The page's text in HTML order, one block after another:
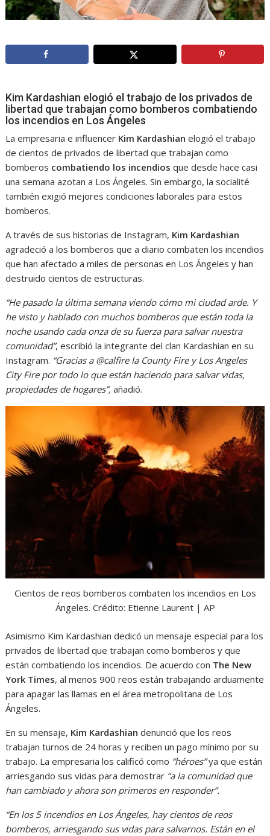
Kim Kardashian elogió el trabajo de los privados de
libertad que trabajan como bomberos combatiendo
los incendios en Los Ángeles
La empresaria e influencer Kim Kardashian elogió el trabajo
de cientos de privados de libertad que trabajan como
bomberos combatiendo los incendios que desde hace casi
una semana azotan a Los Ángeles. Sin embargo, la socialité
también exigió mejores condiciones laborales para estos
bomberos.
A través de sus historias de Instagram, Kim Kardashian
agradeció a los bomberos que a diario combaten los incendios
que han afectado a miles de personas en Los Ángeles y han
destruido cientos de estructuras.
“He pasado la última semana viendo cómo mi ciudad arde. Y
he visto y hablado con muchos bomberos que están toda la
noche usando cada onza de su fuerza para salvar nuestra
comunidad”, escribió la integrante del clan Kardashian en su
Instagram. “Gracias a @calfire la County Fire y Los Angeles
City Fire por todo lo que están haciendo para salvar vidas,
propiedades de hogares”, añadió.
Cientos de reos bomberos combaten los incendios en Los
Ángeles. Crédito: Etienne Laurent | AP
Asimismo Kim Kardashian dedicó un mensaje especial para los
privados de libertad que trabajan como bomberos y que
están combatiendo los incendios. De acuerdo con The New
York Times, al menos 900 reos están trabajando arduamente
para apagar las llamas en el área metropolitana de Los
Ángeles.
En su mensaje, Kim Kardashian denunció que los reos
trabajan turnos de 24 horas y reciben un pago mínimo por su
trabajo. La empresaria los calificó como “héroes”ya que están
arriesgando sus vidas para demostrar “a la comunidad que
han cambiado y ahora son primeros en responder”.
“En los 5 incendios en Los Ángeles, hay cientos de reos
bomberos, arriesgando sus vidas para salvarnos. Están en el